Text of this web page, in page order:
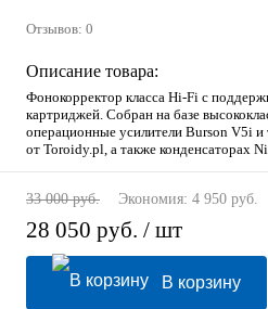
Отзывов: 0
Описание товара:
Фонокорректор класса Hi-Fi с
картриджей. Собран на базе
операционные усилители Burson V5i
от Toroidy.pl, а также конденсаторах
33 000 руб. Экономия: 4 950 руб.
28 050 руб. / шт
В корзину